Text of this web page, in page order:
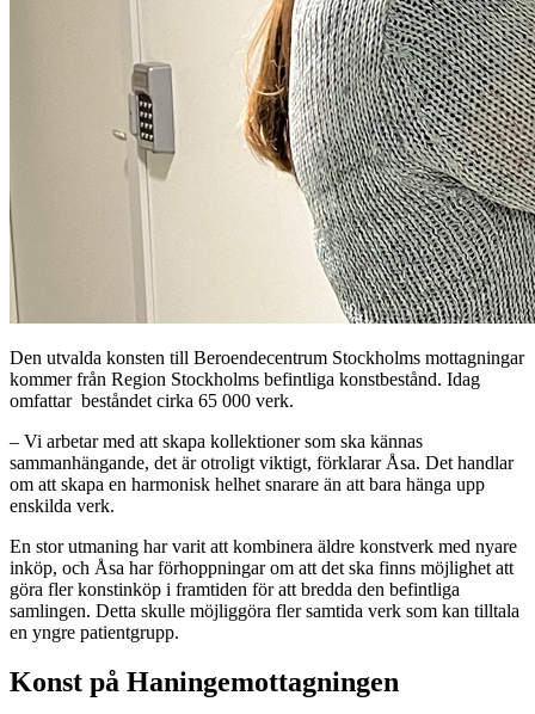
Den utvalda konsten till Beroendecentrum Stockholms mottagningar
kommer från Region Stockholms befintliga konstbestånd. Idag
omfattar beståndet cirka 65 000 verk.
– Vi arbetar med att skapa kollektioner som ska kännas
sammanhängande, det är otroligt viktigt, förklarar Åsa. Det handlar
om att skapa en harmonisk helhet snarare än att bara hänga upp
enskilda verk.
En stor utmaning har varit att kombinera äldre konstverk med nyare
inköp, och Åsa har förhoppningar om att det ska finns möjlighet att
göra fler konstinköp i framtiden för att bredda den befintliga
samlingen. Detta skulle möjliggöra fler samtida verk som kan tilltala
en yngre patientgrupp.
Konst på Haningemottagningen